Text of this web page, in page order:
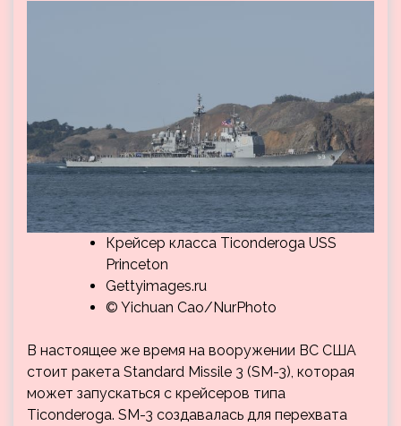
Крейсер класса Ticonderoga USS
Princeton
Gettyimages.ru
© Yichuan Cao/NurPhoto
В настоящее же время на вооружении ВС США
стоит ракета Standard Missile 3 (SM-3), которая
может запускаться с крейсеров типа
Ticonderoga. SM-3 создавалась для перехвата